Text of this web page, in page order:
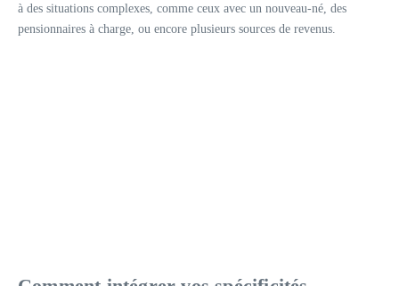
à des situations complexes, comme ceux avec un nouveau-né, des
pensionnaires à charge, ou encore plusieurs sources de revenus.